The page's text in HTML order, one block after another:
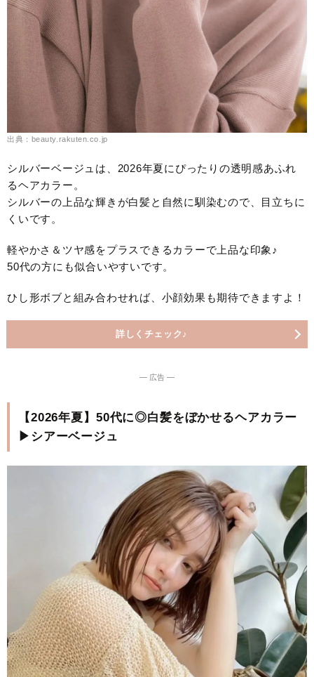
出典：beauty.rakuten.co.jp
シルバーベージュは、2026年夏にぴったりの透明感あふれ
るヘアカラー。
シルバーの上品な輝きが白髪と自然に馴染むので、目立ちに
くいです。
軽やかさ＆ツヤ感をプラスできるカラーで上品な印象♪
50代の方にも似合いやすいです。
ひし形ボブと組み合わせれば、小顔効果も期待できますよ！
詳しくチェック♪
― 広告 ―
【2026年夏】50代に◎白髪をぼかせるヘアカラー
▶シアーベージュ